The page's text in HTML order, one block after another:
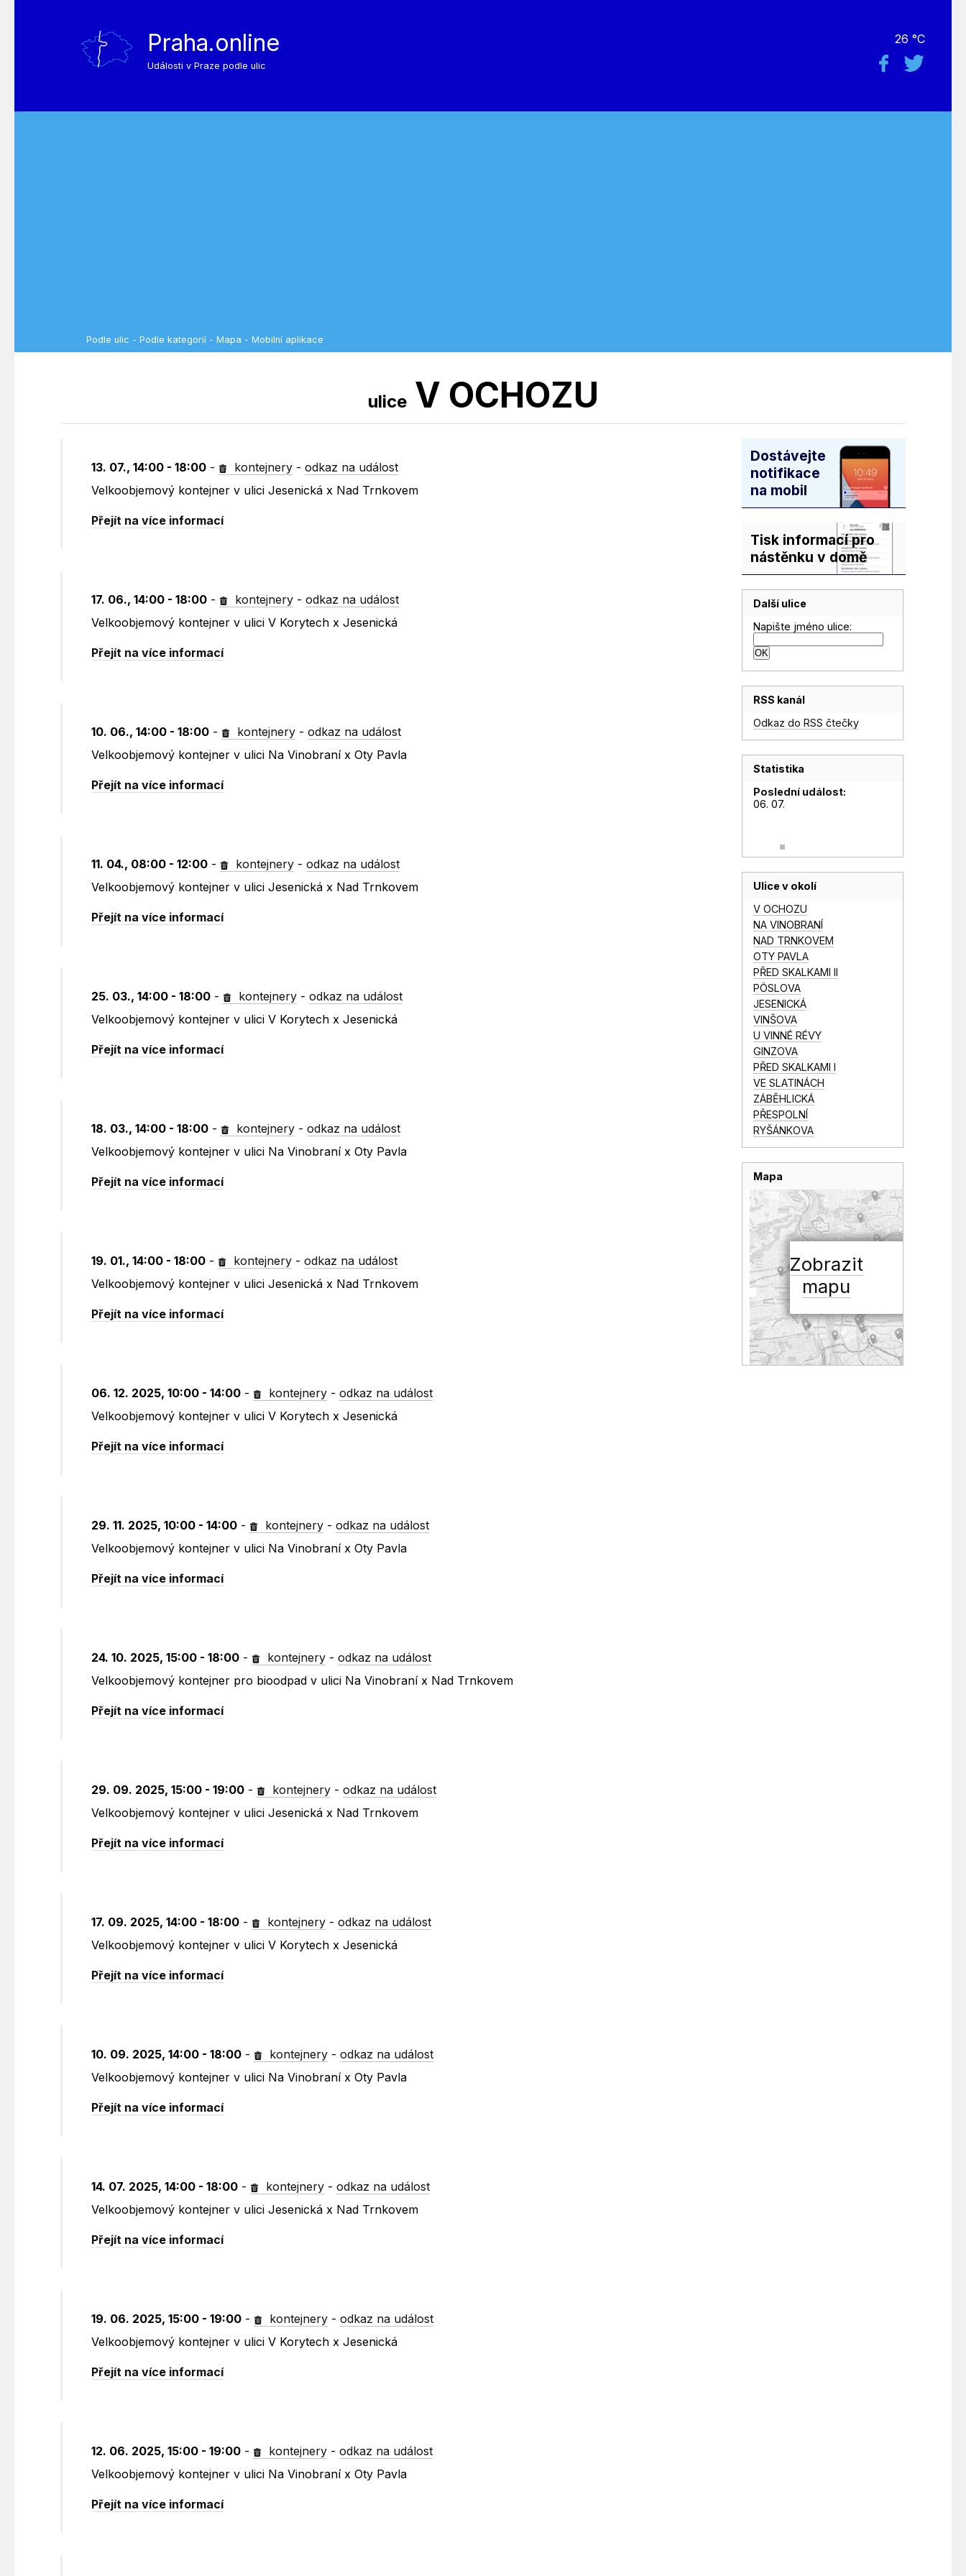
Praha.online
Události v Praze podle ulic
26 °C
Podle ulic - Podle kategorií - Mapa - Mobilní aplikace
uliceV OCHOZU
13. 07., 14:00 - 18:00 - kontejnery -odkaz na událost
Velkoobjemový kontejner v ulici Jesenická x Nad Trnkovem
Přejít na více informací
17. 06., 14:00 - 18:00 - kontejnery -odkaz na událost
Velkoobjemový kontejner v ulici V Korytech x Jesenická
Přejít na více informací
10. 06., 14:00 - 18:00 - kontejnery -odkaz na událost
Velkoobjemový kontejner v ulici Na Vinobraní x Oty Pavla
Přejít na více informací
11. 04., 08:00 - 12:00 - kontejnery -odkaz na událost
Velkoobjemový kontejner v ulici Jesenická x Nad Trnkovem
Přejít na více informací
25. 03., 14:00 - 18:00 - kontejnery -odkaz na událost
Velkoobjemový kontejner v ulici V Korytech x Jesenická
Přejít na více informací
18. 03., 14:00 - 18:00 - kontejnery -odkaz na událost
Velkoobjemový kontejner v ulici Na Vinobraní x Oty Pavla
Přejít na více informací
19. 01., 14:00 - 18:00 - kontejnery -odkaz na událost
Velkoobjemový kontejner v ulici Jesenická x Nad Trnkovem
Přejít na více informací
06. 12. 2025, 10:00 - 14:00 - kontejnery -odkaz na událost
Velkoobjemový kontejner v ulici V Korytech x Jesenická
Přejít na více informací
29. 11. 2025, 10:00 - 14:00 - kontejnery -odkaz na událost
Velkoobjemový kontejner v ulici Na Vinobraní x Oty Pavla
Přejít na více informací
24. 10. 2025, 15:00 - 18:00 - kontejnery -odkaz na událost
Velkoobjemový kontejner pro bioodpad v ulici Na Vinobraní x Nad Trnkovem
Přejít na více informací
29. 09. 2025, 15:00 - 19:00 - kontejnery -odkaz na událost
Velkoobjemový kontejner v ulici Jesenická x Nad Trnkovem
Přejít na více informací
17. 09. 2025, 14:00 - 18:00 - kontejnery -odkaz na událost
Velkoobjemový kontejner v ulici V Korytech x Jesenická
Přejít na více informací
10. 09. 2025, 14:00 - 18:00 - kontejnery -odkaz na událost
Velkoobjemový kontejner v ulici Na Vinobraní x Oty Pavla
Přejít na více informací
14. 07. 2025, 14:00 - 18:00 - kontejnery -odkaz na událost
Velkoobjemový kontejner v ulici Jesenická x Nad Trnkovem
Přejít na více informací
19. 06. 2025, 15:00 - 19:00 - kontejnery -odkaz na událost
Velkoobjemový kontejner v ulici V Korytech x Jesenická
Přejít na více informací
12. 06. 2025, 15:00 - 19:00 - kontejnery -odkaz na událost
Velkoobjemový kontejner v ulici Na Vinobraní x Oty Pavla
Přejít na více informací
Dostávejte
notifikace
na mobil
Tisk informací pro
nástěnku v domě
Další ulice
Napište jméno ulice:
RSS kanál
Odkaz do RSS čtečky
Statistika
Poslední událost:
06. 07.
Ulice v okolí
V OCHOZU
NA VINOBRANÍ
NAD TRNKOVEM
OTY PAVLA
PŘED SKALKAMI II
PÖSLOVA
JESENICKÁ
VINŠOVA
U VINNÉ RÉVY
GINZOVA
PŘED SKALKAMI I
VE SLATINÁCH
ZÁBĚHLICKÁ
PŘESPOLNÍ
RYŠÁNKOVA
Mapa
Zobrazit
mapu